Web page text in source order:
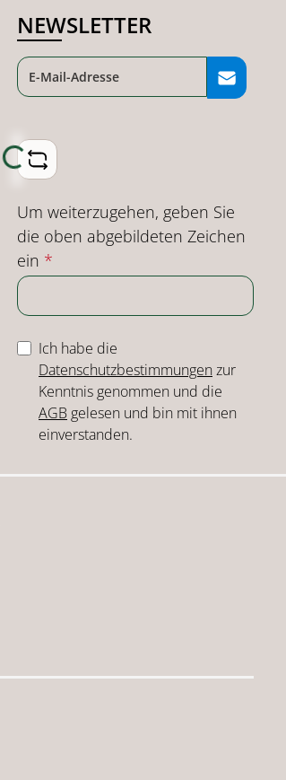
NEWSLETTER
Loading...
Um weiterzugehen, geben Sie
die oben abgebildeten Zeichen
ein *
Ich habe die
Datenschutzbestimmungenzur
Kenntnis genommen und die
AGB gelesen und bin mit ihnen
einverstanden.